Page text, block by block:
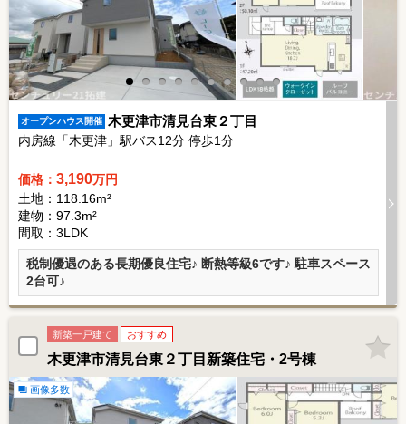
オープンハウス開催 木更津市清見台東２丁目
内房線「木更津」駅バス12分 停歩1分
価格： 3,190万円
土地：118.16m²
建物：97.3m²
間取：3LDK
税制優遇のある長期優良住宅♪ 断熱等級6です♪ 駐車スペース
2台可♪
新築一戸建て おすすめ
木更津市清見台東２丁目新築住宅・2号棟
画像多数